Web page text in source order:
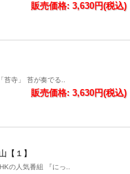
販売価格: 3,630円(税込)
寺」 苔が奏でる..
販売価格: 3,630円(税込)
【１】
の人気番組 『にっ..